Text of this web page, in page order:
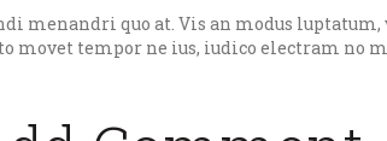
menandri quo at. Vis an modus luptatum,
movet tempor ne ius, iudico electram no